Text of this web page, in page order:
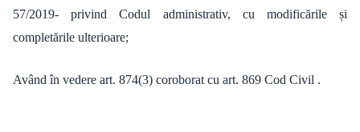
57/2019- privind Codul administrativ, cu modificările și
completările ulterioare;
Având în vedere art. 874(3) coroborat cu art. 869 Cod Civil .